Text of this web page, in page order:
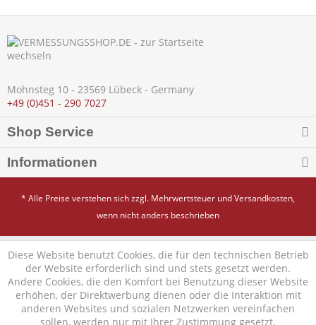
Mohnsteg 10 - 23569 Lübeck - Germany
+49 (0)451 - 290 7027
Shop Service
Informationen
* Alle Preise verstehen sich zzgl. Mehrwertsteuer undVersandkosten,
wenn nicht anders beschrieben
Diese Website benutzt Cookies, die für den technischen Betrieb
der Website erforderlich sind und stets gesetzt werden.
Andere Cookies, die den Komfort bei Benutzung dieser Website
erhöhen, der Direktwerbung dienen oder die Interaktion mit
anderen Websites und sozialen Netzwerken vereinfachen
sollen, werden nur mit Ihrer Zustimmung gesetzt.